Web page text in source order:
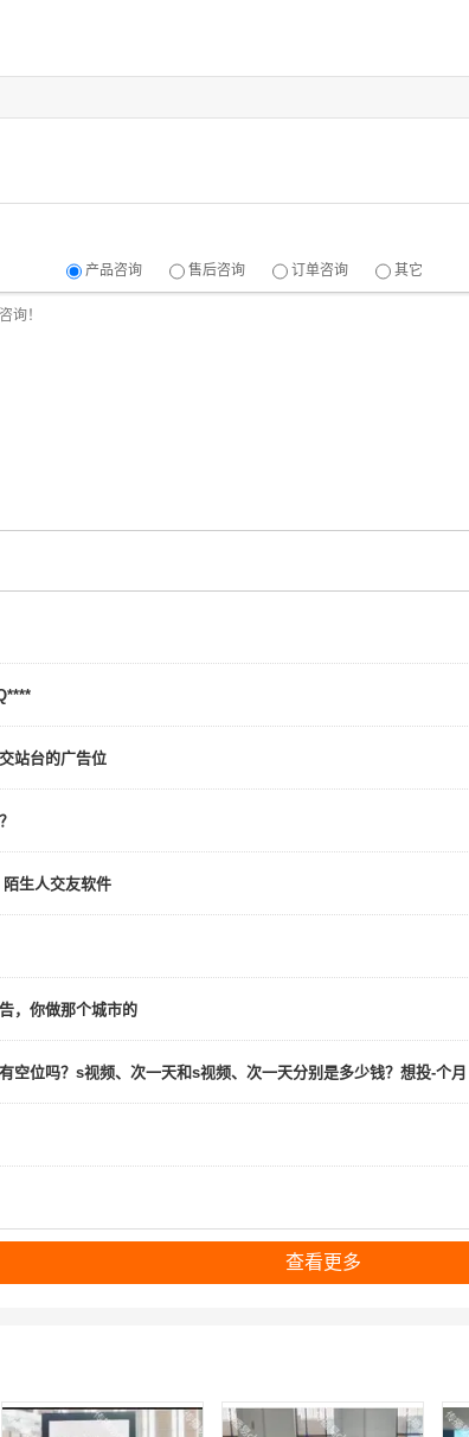
产品咨询 售后咨询 订单咨询 其它
站台的广告位
生人交友软件
，你做那个城市的
空位吗？s视频、次一天和s视频、次一天分别是多少钱？想投-个月
查看更多